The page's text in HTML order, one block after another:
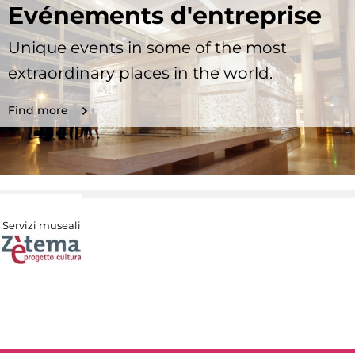
Evénements d'entreprise
Unique events in some of the most
extraordinary places in the world.
Find more
Servizi museali